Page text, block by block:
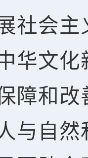
社会主
华文化
障和改
与自然